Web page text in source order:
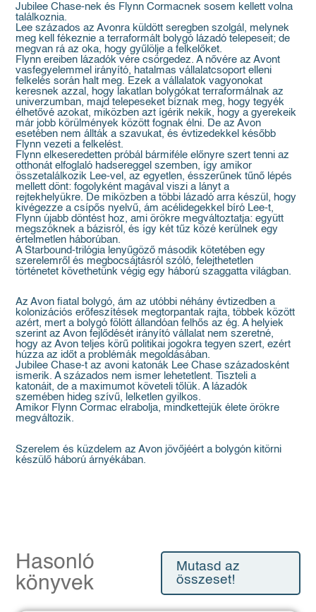
Jubilee Chase-nek és Flynn Cormacnek sosem kellett volna
találkoznia.
Lee százados az Avonra küldött seregben szolgál, melynek
meg kell fékeznie a terraformált bolygó lázadó telepeseit; de
megvan rá az oka, hogy gyűlölje a felkelőket.
Flynn ereiben lázadók vére csörgedez. A nővére az Avont
vasfegyelemmel irányító, hatalmas vállalatcsoport elleni
felkelés során halt meg. Ezek a vállalatok vagyonokat
keresnek azzal, hogy lakatlan bolygókat terraformálnak az
univerzumban, majd telepeseket bíznak meg, hogy tegyék
élhetővé azokat, miközben azt ígérik nekik, hogy a gyerekeik
már jobb körülmények között fognak élni. De az Avon
esetében nem állták a szavukat, és évtizedekkel később
Flynn vezeti a felkelést.
Flynn elkeseredetten próbál bármiféle előnyre szert tenni az
otthonát elfoglaló hadsereggel szemben, így amikor
összetalálkozik Lee-vel, az egyetlen, ésszerűnek tűnő lépés
mellett dönt: fogolyként magával viszi a lányt a
rejtekhelyükre. De miközben a többi lázadó arra készül, hogy
kivégezze a csípős nyelvű, ám acélidegekkel bíró Lee-t,
Flynn újabb döntést hoz, ami örökre megváltoztatja: együtt
megszöknek a bázisról, és így két tűz közé kerülnek egy
értelmetlen háborúban.
A Starbound-trilógia lenyűgöző második kötetében egy
szerelemről és megbocsájtásról szóló, felejthetetlen
történetet követhetünk végig egy háború szaggatta világban.
Az Avon fiatal bolygó, ám az utóbbi néhány évtizedben a
kolonizációs erőfeszítések megtorpantak rajta, többek között
azért, mert a bolygó fölött állandóan felhős az ég. A helyiek
szerint az Avon fejlődését irányító vállalat nem szeretné,
hogy az Avon teljes körű politikai jogokra tegyen szert, ezért
húzza az időt a problémák megoldásában.
Jubilee Chase-t az avoni katonák Lee Chase századosként
ismerik. A százados nem ismer lehetetlent. Tiszteli a
katonáit, de a maximumot követeli tőlük. A lázadók
szemében hideg szívű, lelketlen gyilkos.
Amikor Flynn Cormac elrabolja, mindkettejük élete örökre
megváltozik.
Szerelem és küzdelem az Avon jövőjéért a bolygón kitörni
készülő háború árnyékában.
Hasonló
könyvek
Mutasd az
összeset!